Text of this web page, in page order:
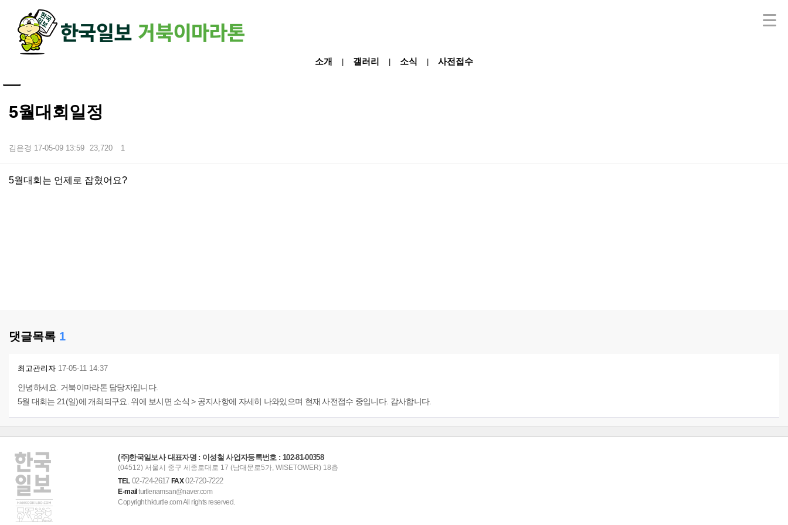
소개 갤러리 소식 사전접수
5월대회일정
김은경 17-05-09 13:59 23,720 1
본문
5월대회는 언제로 잡혔어요?
댓글목록 1
최고관리자 17-05-11 14:37
안녕하세요. 거북이마라톤 담당자입니다.
5월 대회는 21(일)에 개최되구요. 위에 보시면 소식 > 공지사항에 자세히 나와있으며 현재 사전접수 중입니다. 감사합니다.
하단 영역
(주)한국일보사 대표자명 : 이성철 사업자등록번호 : 102-81-00358
(04512) 서울시 중구 세종로대로 17 (남대문로5가, WISETOWER) 18층
TEL02-724-2617FAX02-720-7222
E-mailturtlenamsan@naver.com
Copyright hkturtle.com All rights reserved.